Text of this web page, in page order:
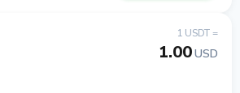
1 USDT =
1.00USD